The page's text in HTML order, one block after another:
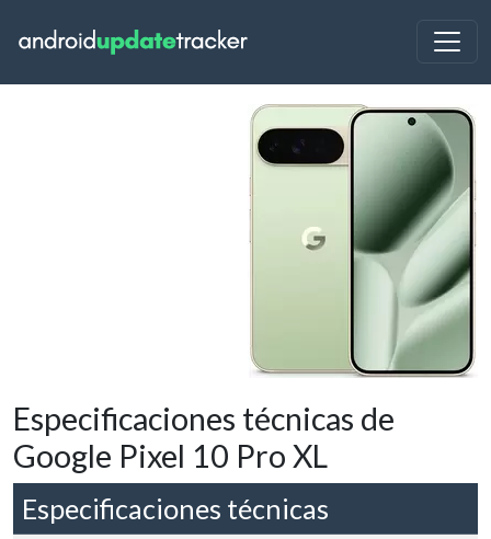
Especificaciones técnicas de
Google Pixel 10 Pro XL
Especificaciones técnicas